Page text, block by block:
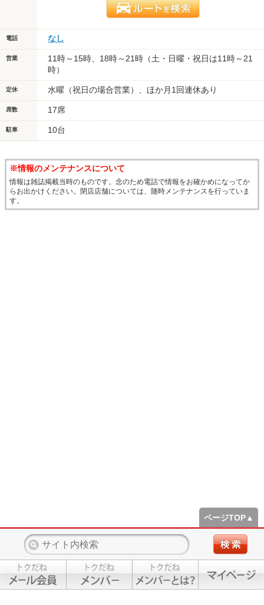
電話 なし
営業
11時～15時、18時～21時（土・日曜・祝日は11時～21
時）
定休 水曜（祝日の場合営業）、ほか月1回連休あり
席数 17席
駐車 10台
※情報のメンテナンスについて
情報は雑誌掲載当時のものです。念のため電話で情報をお確かめになってか
らお出かけください。閉店店舗については、随時メンテナンスを行っていま
す。
ページTOP▲